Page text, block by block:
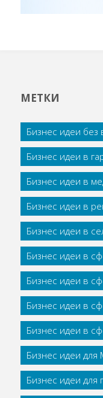
МЕТКИ
Бизнес идеи без
Бизнес идеи в
Бизнес идеи в
Бизнес идеи в
Бизнес идеи в
Бизнес идеи в
Бизнес идеи в
Бизнес идеи в
Бизнес идеи в
Бизнес идеи для
Бизнес идеи для